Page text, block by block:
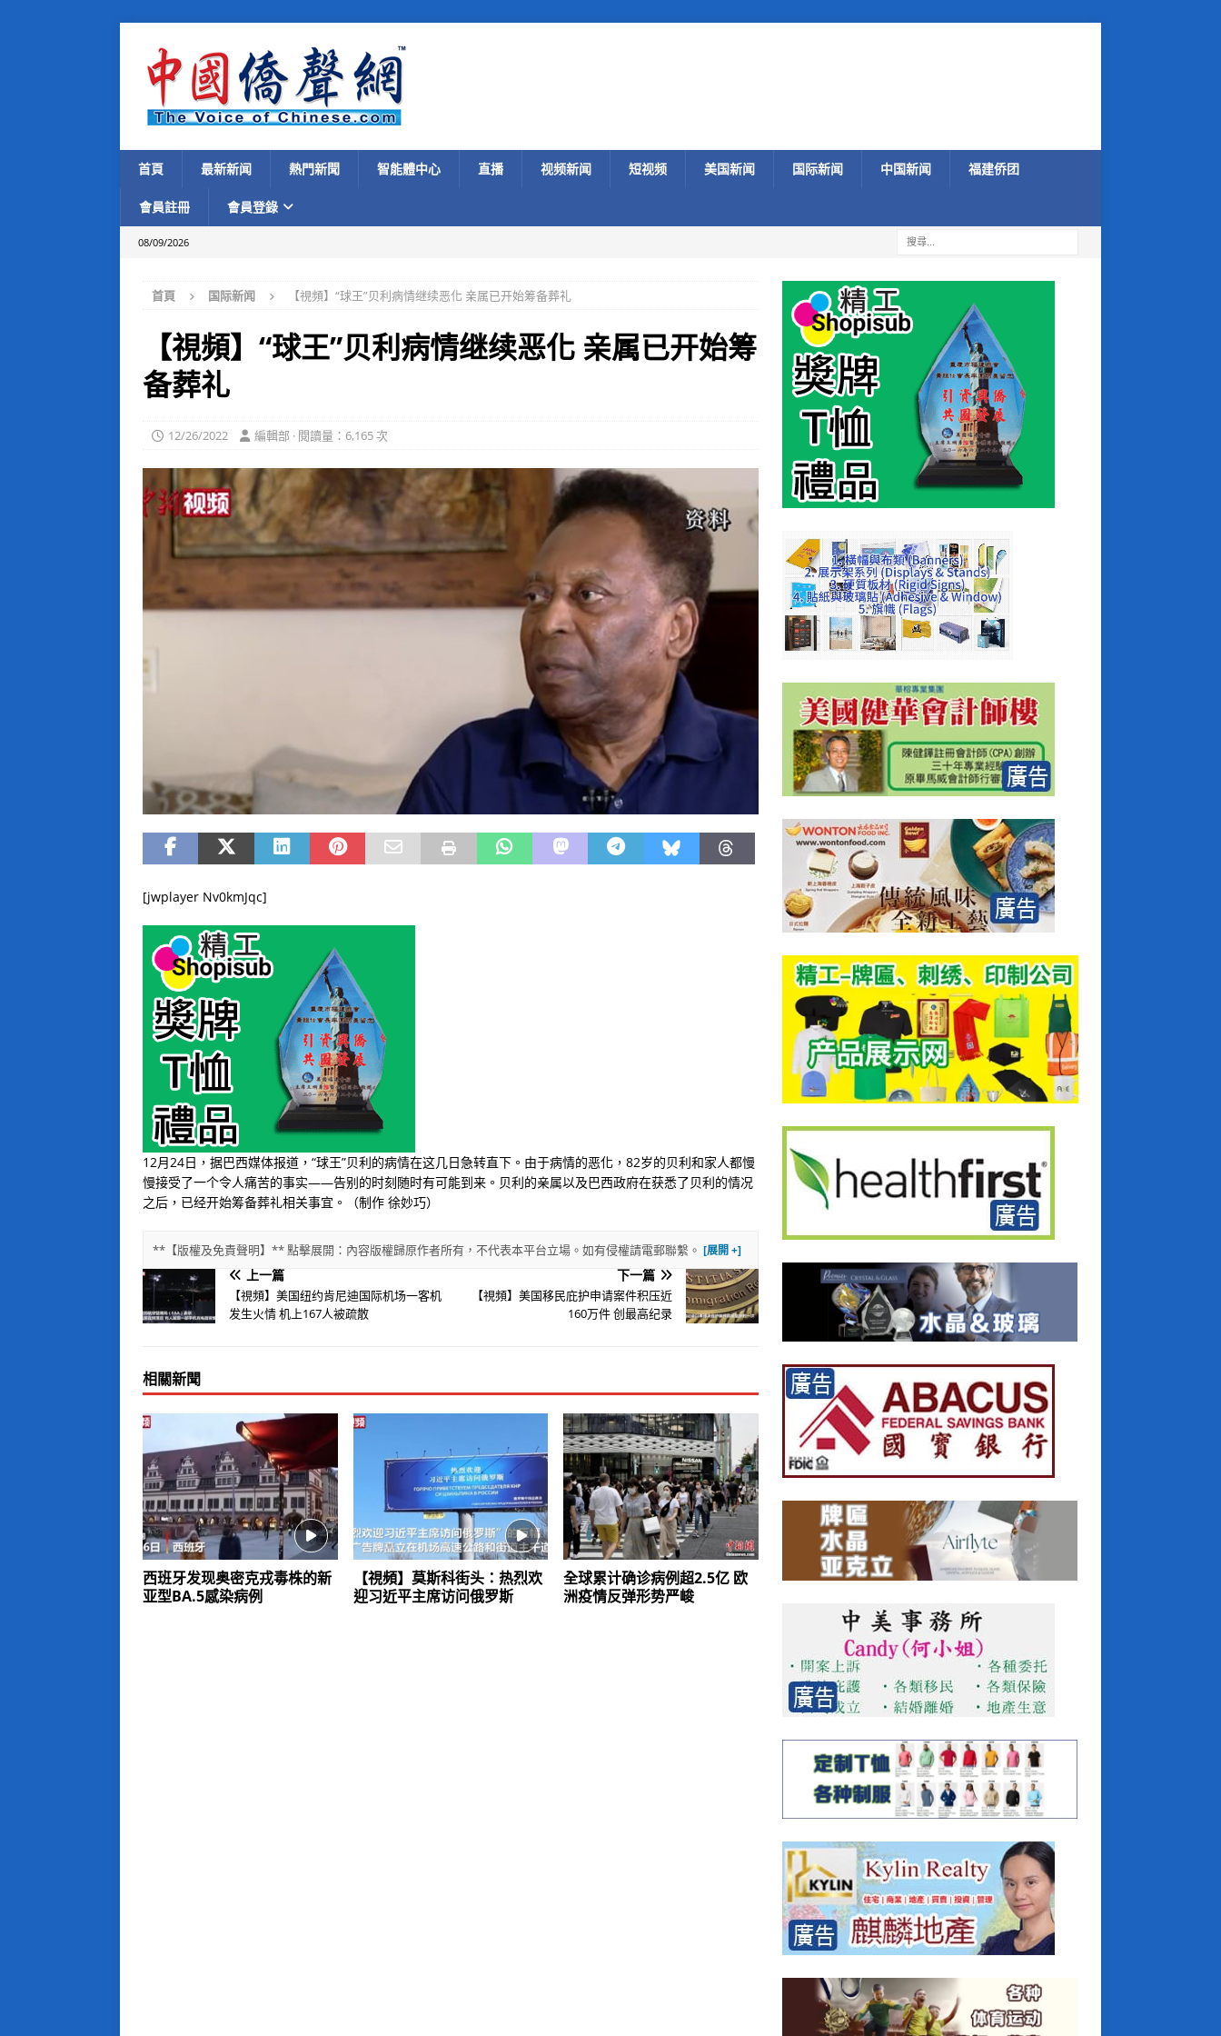
首頁 最新新闻 熱門新聞 智能體中心 直播 视频新闻 短视频 美国新闻 国际新闻 中国新闻 福建侨团
會員註冊 會員登錄
08/09/2026
首頁 国际新闻 【視頻】“球王”贝利病情继续恶化 亲属已开始筹备葬礼
【視頻】“球王”贝利病情继续恶化 亲属已开始筹
备葬礼
12/26/2022 編輯部 · 閱讀量：6,165 次
[jwplayer Nv0kmJqc]
12月24日，据巴西媒体报道，“球王”贝利的病情在这几日急转直下。由于病情的恶化，82岁的贝利和家人都慢
慢接受了一个令人痛苦的事实——告别的时刻随时有可能到来。贝利的亲属以及巴西政府在获悉了贝利的情况
之后，已经开始筹备葬礼相关事宜。（制作 徐妙巧）
**【版權及免責聲明】** 點擊展開：內容版權歸原作者所有，不代表本平台立場。如有侵權請電郵聯繫。
上一篇
【視頻】美国纽约肯尼迪国际机场一客机
发生火情 机上167人被疏散
下一篇
【視頻】美国移民庇护申请案件积压近
160万件 创最高纪录
相關新聞
西班牙发现奥密克戎毒株的新
亚型BA.5感染病例
【視頻】莫斯科街头：热烈欢
迎习近平主席访问俄罗斯
全球累计确诊病例超2.5亿 欧
洲疫情反弹形势严峻